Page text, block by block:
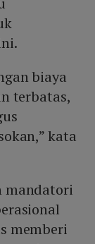
biaya
terbatas,
kata
mandatori
memberi